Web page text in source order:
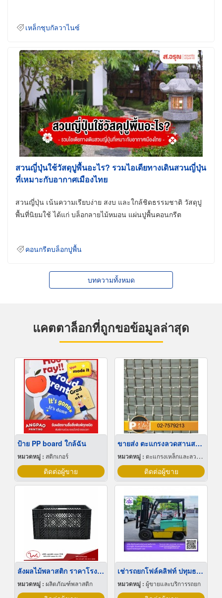
เหล็กชุบกัลวาไนซ์
สวนญี่ปุ่นใช้วัสดุปูพื้นอะไร? รวมไอเดียทางเดินสวนญี่ปุ่น
ที่เหมาะกับอากาศเมืองไทย
สวนญี่ปุ่น เน้นความเรียบง่าย สงบ และใกล้ชิดธรรมชาติ วัสดุปู
พื้นที่นิยมใช้ ได้แก่ บล็อกลายไม้หมอน แผ่นปูพื้นคอนกรีต
คอนกรีตบล็อกปูพื้น
บทความทั้งหมด
แคตตาล็อกที่ถูกขอข้อมูลล่าสุด
ป้าย PP board ใกล้ฉัน
หมวดหมู่ : สติกเกอร์
ติดต่อผู้ขาย
ขายส่ง ตะแกรงลวดสานสแตนเลส
หมวดหมู่ : ตะแกรงเหล็กและลวดตาข่าย
ติดต่อผู้ขาย
ลังผลไม้พลาสติก ราคาโรงงาน
หมวดหมู่ : ผลิตภัณฑ์พลาสติก
เช่ารถยกโฟล์คลิฟท์ ปทุมธานี
หมวดหมู่ : ผู้ขายและบริการรถยก